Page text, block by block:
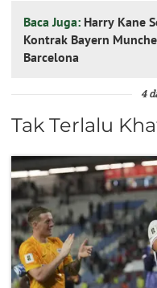
Baca Juga: Harry Kane
Kontrak Bayern
Barcelona
4
Tak Terlalu